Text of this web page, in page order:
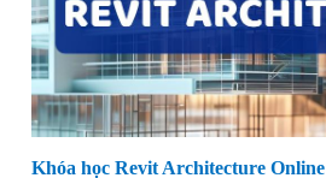
Khóa học Revit Architecture Online